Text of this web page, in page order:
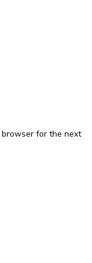
browser for the next